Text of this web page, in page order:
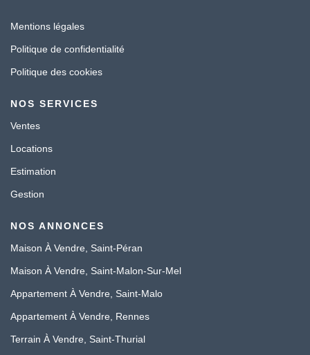
Mentions légales
Politique de confidentialité
Politique des cookies
NOS SERVICES
Ventes
Locations
Estimation
Gestion
NOS ANNONCES
Maison À Vendre, Saint-Péran
Maison À Vendre, Saint-Malon-Sur-Mel
Appartement À Vendre, Saint-Malo
Appartement À Vendre, Rennes
Terrain À Vendre, Saint-Thurial